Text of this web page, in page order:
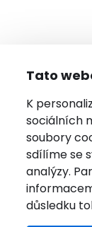
Tato
K
sociálních
soubory
sdílíme se
analýzy.
důsledku